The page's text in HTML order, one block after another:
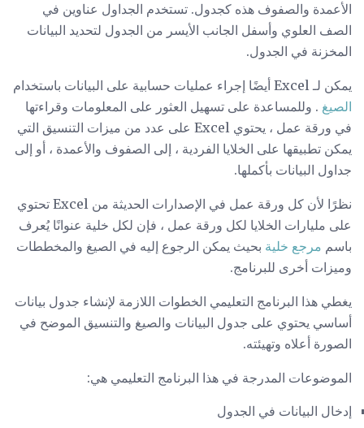
الأعمدة والصفوف هذه كجدول. تستخدم الجداول عناوين في
الصف العلوي وأسفل الجانب الأيسر من الجدول لتحديد البيانات
المخزنة في الجدول.
يمكن لـ Excel أيضًا إجراء عمليات حسابية على البيانات باستخدام
الصيغ . وللمساعدة على تسهيل العثور على المعلومات وقراءتها
في ورقة عمل ، يحتوي Excel على عدد من ميزات التنسيق التي
يمكن تطبيقها على الخلايا الفردية ، إلى الصفوف والأعمدة ، أو إلى
جداول البيانات بأكملها.
نظرًا لأن كل ورقة عمل في الإصدارات الحديثة من Excel تحتوي
على مليارات الخلايا لكل ورقة عمل ، فإن لكل خلية عنوانًا يُعرف
باسم مرجع خلية بحيث يمكن الرجوع إليه في الصيغ والمخططات
وميزات أخرى للبرنامج.
يغطي هذا البرنامج التعليمي الخطوات اللازمة لإنشاء جدول بيانات
أساسي يحتوي على جدول البيانات والصيغ والتنسيق الموضح في
الصورة أعلاه وتهيئته.
الموضوعات المدرجة في هذا البرنامج التعليمي هي:
إدخال البيانات في الجدول